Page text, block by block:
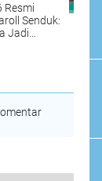
Resmi
Senduk:
Jadi